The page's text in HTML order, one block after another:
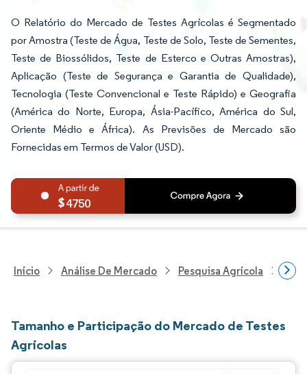
O Relatório do Mercado de Testes Agrícolas é Segmentado
por Amostra (Teste de Água, Teste de Solo, Teste de Sementes,
Teste de Biossólidos, Teste de Esterco e Outras Amostras),
Aplicação (Teste de Segurança e Garantia de Qualidade),
Tecnologia (Teste Convencional e Teste Rápido) e Geografia
(América do Norte, Europa, Ásia-Pacífico, América do Sul,
Oriente Médio e África). As Previsões de Mercado são
Fornecidas em Termos de Valor (USD).
4750
Início Análise De Mercado Pesquisa Agrícola
Tamanho e Participação do Mercado de Testes
Agrícolas